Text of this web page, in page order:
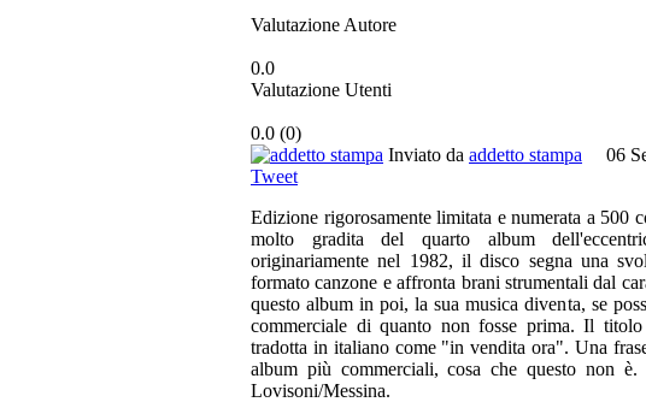
Valutazione Autore
0.0
Valutazione Utenti
0.0 (0)
Inviato da addetto stampa 06
Tweet
Edizione rigorosamente limitata e numerata a 500
molto gradita del quarto album
originariamente nel 1982, il disco segna una
formato canzone e affronta brani strumentali dal
questo album in poi, la sua musica diventa, se
commerciale di quanto non fosse prima. Il
tradotta in italiano come "in vendita ora". Una
album più commerciali, cosa che questo non
Lovisoni/Messina.